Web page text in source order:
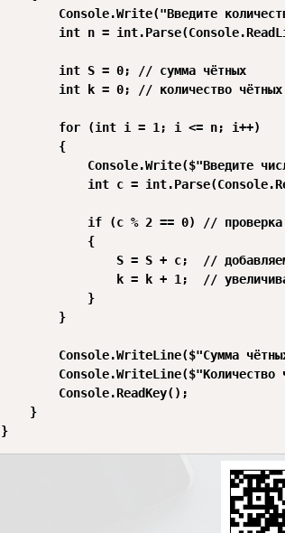
Console.Write("Введите
int n =
        int S = 0; // сумма чётных
        int k = 0; // количество чётных
        for (int i = 1; i <= n; i++)
        {
Console.Write($"Введите
int c =
if (c % 2 == 0) //
            {
S = S + c;  //
k = k + 1;  //
            }
        }
Console.WriteLine($"Сумма
Console.WriteLine($"Количество
        Console.ReadKey();
    }
}